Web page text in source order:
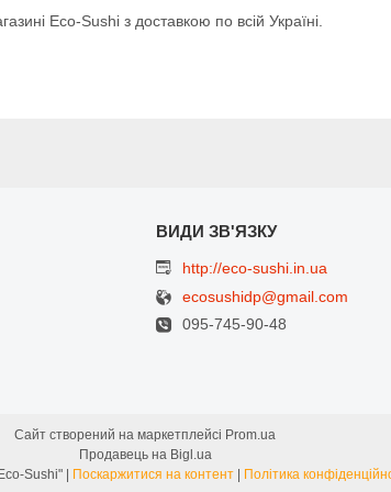
Eco-Sushi з доставкою по всій Україні.
http://eco-sushi.in.ua
ecosushidp@gmail.com
095-745-90-48
Сайт створений на маркетплейсі Prom.ua
Продавець на Bigl.ua
Поскаржитися на контент Політика